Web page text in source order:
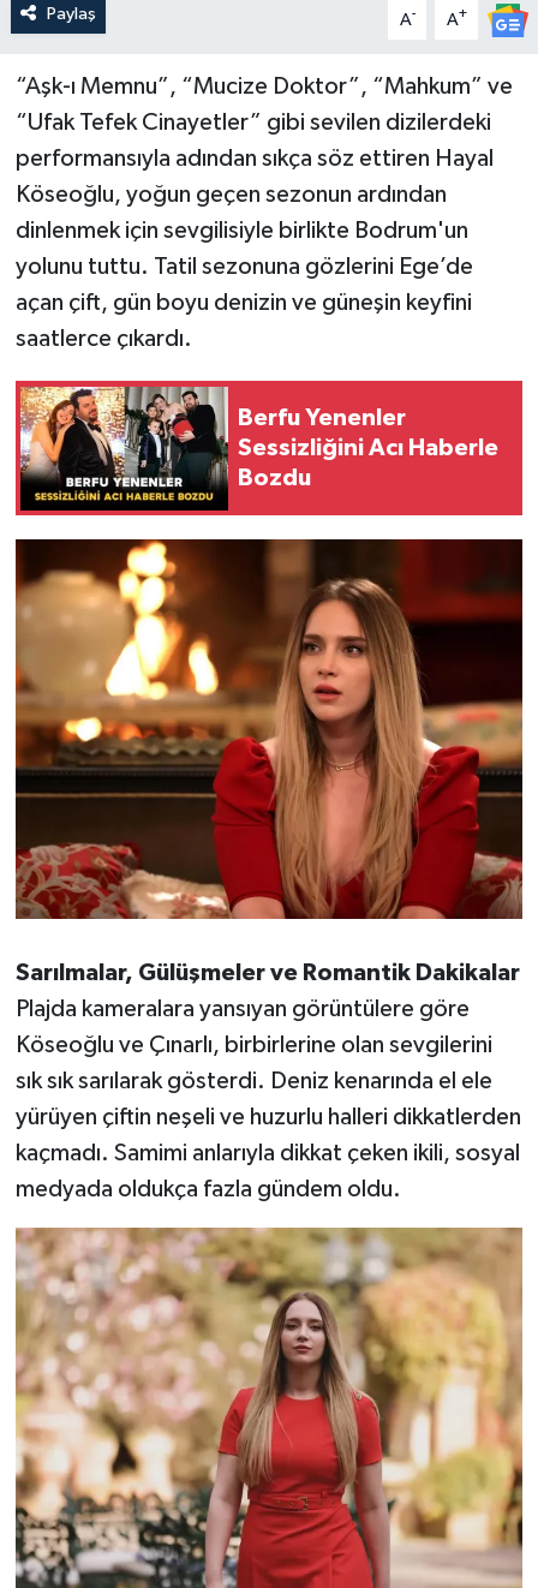
Paylaş A- A+
“Aşk-ı Memnu”, “Mucize Doktor”, “Mahkum” ve
“Ufak Tefek Cinayetler” gibi sevilen dizilerdeki
performansıyla adından sıkça söz ettiren Hayal
Köseoğlu, yoğun geçen sezonun ardından
dinlenmek için sevgilisiyle birlikte Bodrum'un
yolunu tuttu. Tatil sezonuna gözlerini Ege’de
açan çift, gün boyu denizin ve güneşin keyfini
saatlerce çıkardı.
Berfu Yenenler
Sessizliğini Acı Haberle
Bozdu
Sarılmalar, Gülüşmeler ve Romantik Dakikalar
Plajda kameralara yansıyan görüntülere göre
Köseoğlu ve Çınarlı, birbirlerine olan sevgilerini
sık sık sarılarak gösterdi. Deniz kenarında el ele
yürüyen çiftin neşeli ve huzurlu halleri dikkatlerden
kaçmadı. Samimi anlarıyla dikkat çeken ikili, sosyal
medyada oldukça fazla gündem oldu.